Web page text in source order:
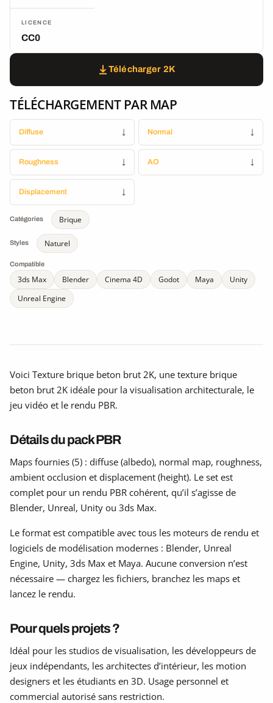
LICENCE
CC0
Télécharger 2K
TÉLÉCHARGEMENT PAR MAP
Diffuse ↓ Normal ↓
Roughness ↓ AO ↓
Displacement ↓
Catégories Brique
Styles Naturel
Compatible
3ds Max Blender Cinema 4D Godot Maya
Unity
Unreal Engine
Voici Texture brique beton brut 2K, une texture brique
beton brut 2K idéale pour la visualisation architecturale, le
jeu vidéo et le rendu PBR.
Détails du pack PBR
Maps fournies (5) : diffuse (albedo), normal map, roughness,
ambient occlusion et displacement (height). Le set est
complet pour un rendu PBR cohérent, qu’il s’agisse de
Blender, Unreal, Unity ou 3ds Max.
Le format est compatible avec tous les moteurs de rendu et
logiciels de modélisation modernes : Blender, Unreal
Engine, Unity, 3ds Max et Maya. Aucune conversion n’est
nécessaire — chargez les fichiers, branchez les maps et
lancez le rendu.
Pour quels projets ?
Idéal pour les studios de visualisation, les développeurs de
jeux indépendants, les architectes d’intérieur, les motion
designers et les étudiants en 3D. Usage personnel et
commercial autorisé sans restriction.